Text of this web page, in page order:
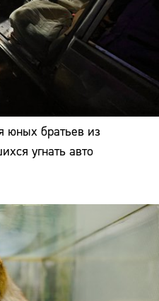
юных братьев из
угнать авто